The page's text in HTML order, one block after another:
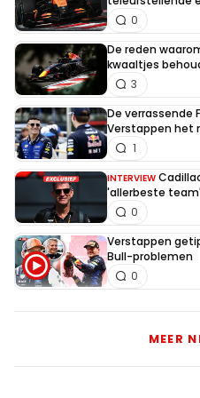
0
De reden
kwaaltjes
3
De verrassende
Verstappen het
1
INTERVIEW
'allerbeste team'
0
Verstappen
Bull-problemen
0
MEER